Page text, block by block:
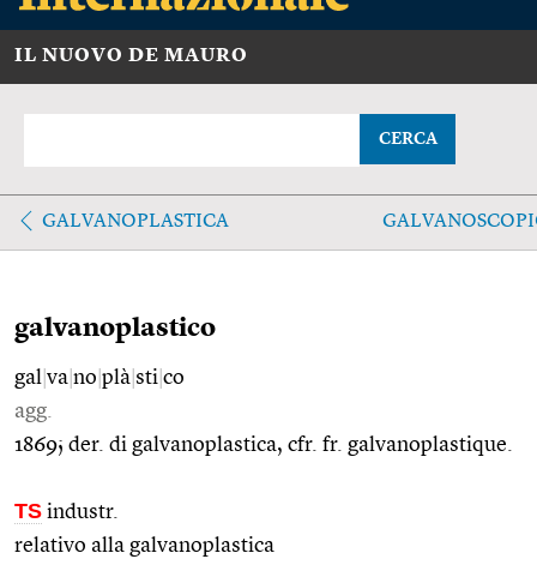
IL NUOVO DE MAURO
CERCA
GALVANOPLASTICA
galvanoplastico
gal va no plà sti co
agg.
1869; der. di galvanoplastica, cfr. fr. galvanoplastique.
TS industr.
relativo alla galvanoplastica